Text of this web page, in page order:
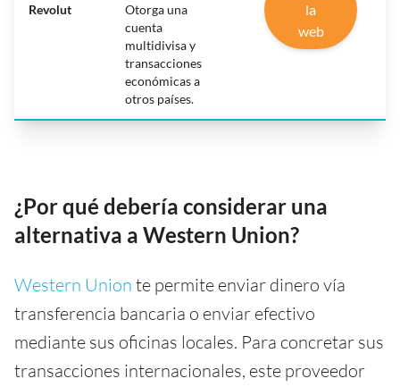
Revolut
Otorga una
cuenta
multidivisa y
transacciones
económicas a
otros países.
la
web
¿Por qué debería considerar una
alternativa a Western Union?
Western Union te permite enviar dinero vía
transferencia bancaria o enviar efectivo
mediante sus oficinas locales. Para concretar sus
transacciones internacionales, este proveedor